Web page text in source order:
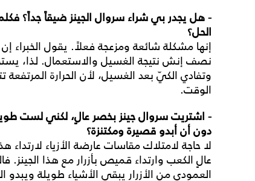
-هل يجدر بيشراء سروال الجينز ضيقاًجداً؟
الحل؟
إنها مشكلة شائعة ومزعجة فعلاً. يقول الخبراء
نصف إنش نتيجة الغسيل والاستعمال. لذا،
وتفادي الكيّ بعد الغسيل، لأن الحرارة
الوقت.
- اشتريتسروالجينز بخصر عالٍ، لكنيلست
دونأنأبدو قصيرة ومكتنزة؟
لا حاجة لامتلاك مقاسات عارضة الأزياء لارتداء
عالٍ الكعب وارتداء قميص بأزرار مع هذا
العمودي من الأزرار يبقي الأشياء طويلة